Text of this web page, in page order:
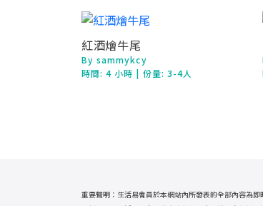
紅酒燴牛尾
By sammykcy
時間:4 小時 | 份量: 3-4人
重要聲明：生活易會員於本網站內所發表的全部內容為即